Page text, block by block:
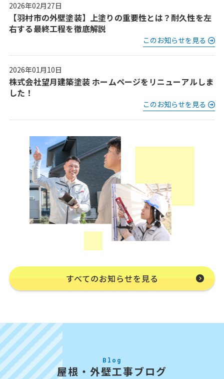
2026年02月27日
【羽村市の外壁塗装】上塗りの重要性とは？耐久性を左
右する最終工程を徹底解説
このお知らせを見る
2026年01月10日
株式会社望月建築塗装 ホームページをリニューアルしま
した！
このお知らせを見る
すべてのお知らせを見る
Blog
屋根・外壁工事ブログ